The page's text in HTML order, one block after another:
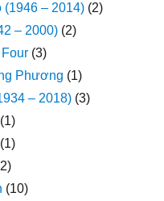
(1946 – 2014) (2)
– 2000) (2)
(3)
Phương (1)
– 2018) (3)
(1)
(1)
(10)